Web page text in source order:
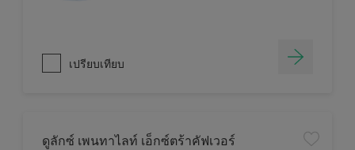
เปรียบเทียบ
ดูลักซ์ เพนทาไลท์ เอ็กซ์ตร้าคัฟเวอร์